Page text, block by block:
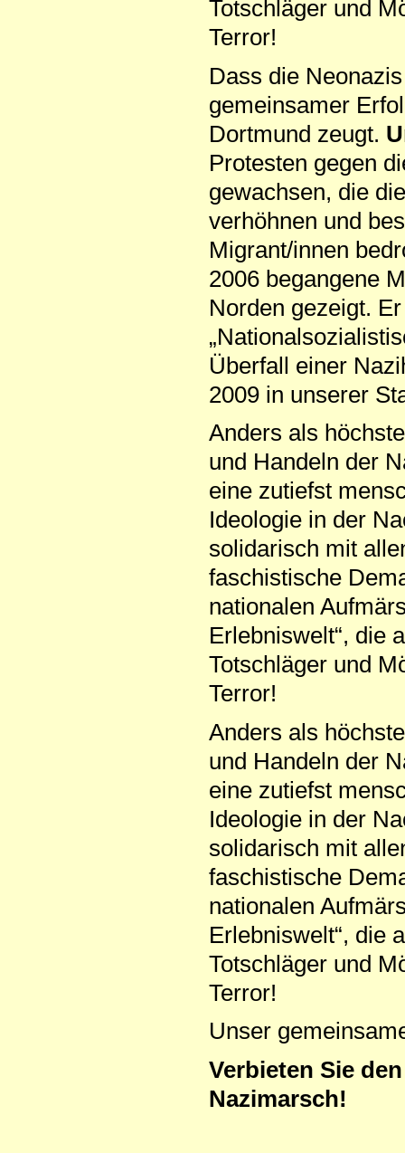
Totschläger und
Terror!
Dass die
gemeinsamer
Dortmund zeugt.
Protesten gegen
gewachsen, die
verhöhnen und
Migrant/innen
2006 begangene
Norden gezeigt.
Überfall einer
2009 in unserer
Anders als
und Handeln der
eine zutiefst
Ideologie in der
solidarisch mit
faschistische
nationalen
Erlebniswelt“, die
Totschläger und
Terror!
Anders als
und Handeln der
eine zutiefst
Ideologie in der
solidarisch mit
faschistische
nationalen
Erlebniswelt“, die
Totschläger und
Terror!
Unser
Verbieten Sie
Nazimarsch!